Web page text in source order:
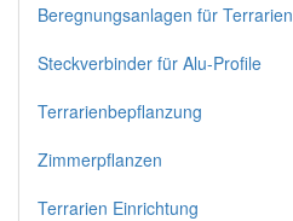
Beregnungsanlagen für Terrarien
Steckverbinder für Alu-Profile
Terrarienbepflanzung
Zimmerpflanzen
Terrarien Einrichtung